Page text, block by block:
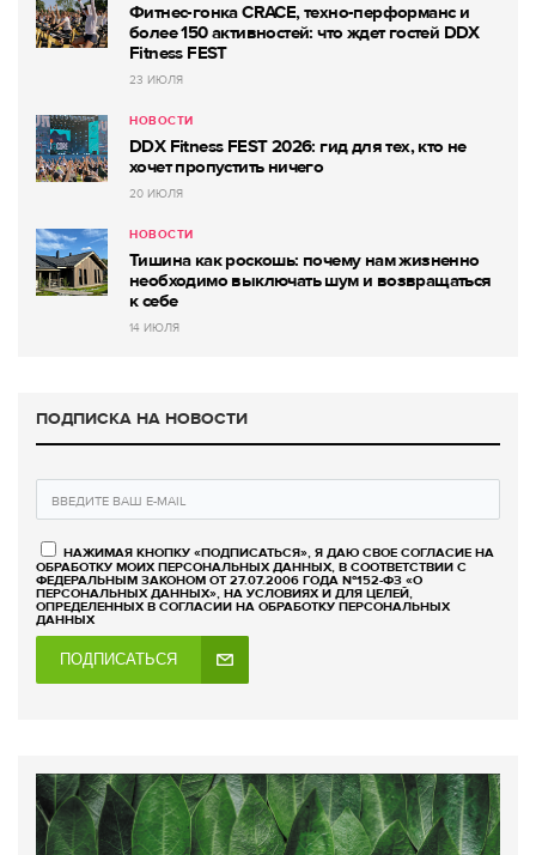
Фитнес-гонка CRACE, техно-перформанс и
более 150 активностей: что ждет гостей DDX
Fitness FEST
23 ИЮЛЯ
НОВОСТИ
DDX Fitness FEST 2026: гид для тех, кто не
хочет пропустить ничего
20 ИЮЛЯ
НОВОСТИ
Тишина как роскошь: почему нам жизненно
необходимо выключать шум и возвращаться
к себе
14 ИЮЛЯ
ПОДПИСКА НА НОВОСТИ
НАЖИМАЯ КНОПКУ «ПОДПИСАТЬСЯ», Я ДАЮ СВОЕ СОГЛАСИЕ НА
ОБРАБОТКУ МОИХ ПЕРСОНАЛЬНЫХ ДАННЫХ, В СООТВЕТСТВИИ С
ФЕДЕРАЛЬНЫМ ЗАКОНОМ ОТ 27.07.2006 ГОДА №152-ФЗ «О
ПЕРСОНАЛЬНЫХ ДАННЫХ», НА УСЛОВИЯХ И ДЛЯ ЦЕЛЕЙ,
ОПРЕДЕЛЕННЫХ В СОГЛАСИИ НА ОБРАБОТКУ ПЕРСОНАЛЬНЫХ
ДАННЫХ
ПОДПИСАТЬСЯ